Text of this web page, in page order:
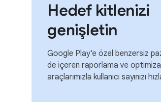
Hedef kitlenizi
genişletin
Google Play'e özel benzersiz
de içeren raporlama ve
araçlarımızla kullanıcı sayınızı